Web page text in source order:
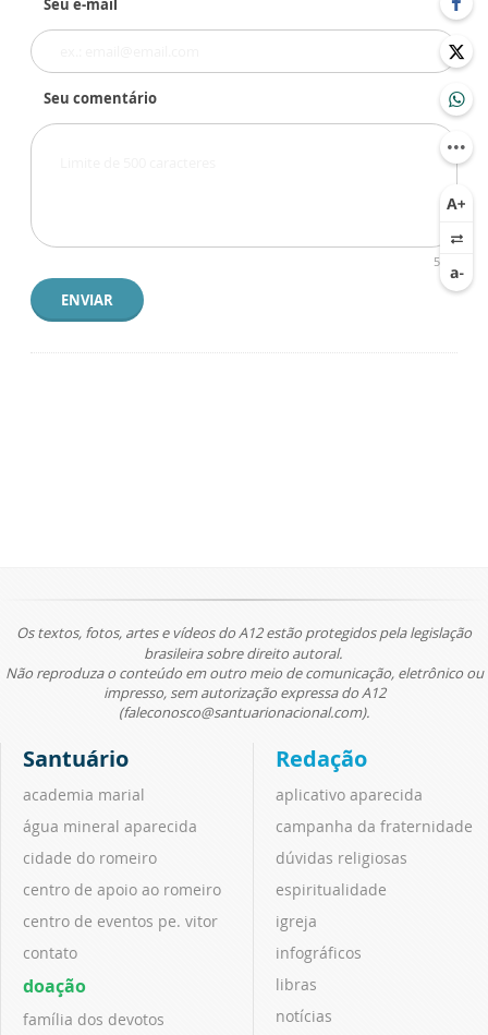
Seu e-mail
Seu comentário
500
ENVIAR
Os textos, fotos, artes e vídeos do A12 estão protegidos pela legislação
brasileira sobre direito autoral.
Não reproduza o conteúdo em outro meio de comunicação, eletrônico ou
impresso, sem autorização expressa do A12
(faleconosco@santuarionacional.com).
Santuário
academia marial
água mineral aparecida
cidade do romeiro
centro de apoio ao romeiro
centro de eventos pe. vitor
contato
doação
família dos devotos
Redação
aplicativo aparecida
campanha da fraternidade
dúvidas religiosas
espiritualidade
igreja
infográficos
libras
notícias